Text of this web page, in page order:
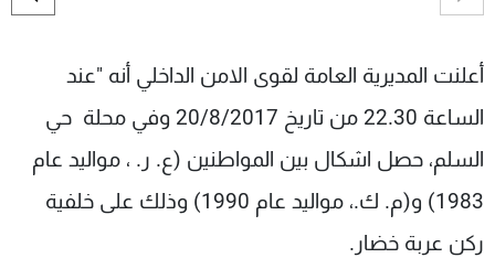
أعلنت المديرية العامة لقوى الامن الداخلي أنه "عند
الساعة 22.30 من تاريخ 20/8/2017 وفي محلة حي
السلم، حصل اشكال بين المواطنين (ع. ر. ، مواليد عام
1983) و(م. ك.، مواليد عام 1990) وذلك على خلفية
ركن عربة خضار.
الإنـتـاج
تواصل معنا
شروط الإسـتخدام
سياسة الخصوصية